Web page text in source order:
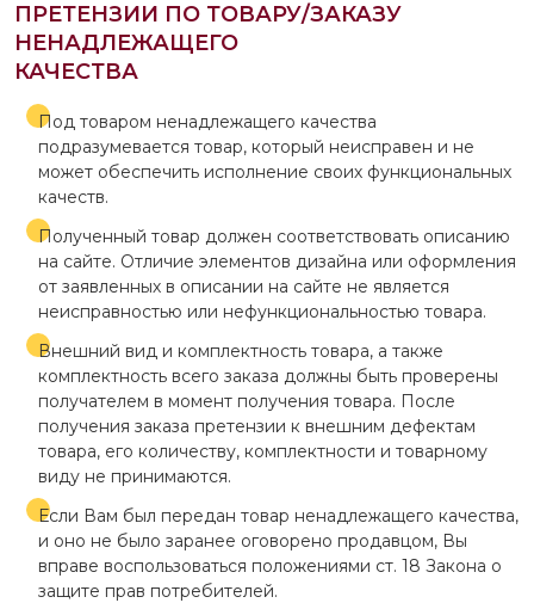
ПРЕТЕНЗИИ ПО ТОВАРУ/ЗАКАЗУ
НЕНАДЛЕЖАЩЕГО
КАЧЕСТВА
Под товаром ненадлежащего качества
подразумевается товар, который неисправен и не
может обеспечить исполнение своих функциональных
качеств.
Полученный товар должен соответствовать описанию
на сайте. Отличие элементов дизайна или оформления
от заявленных в описании на сайте не является
неисправностью или нефункциональностью товара.
Внешний вид и комплектность товара, а также
комплектность всего заказа должны быть проверены
получателем в момент получения товара. После
получения заказа претензии к внешним дефектам
товара, его количеству, комплектности и товарному
виду не принимаются.
Если Вам был передан товар ненадлежащего качества,
и оно не было заранее оговорено продавцом, Вы
вправе воспользоваться положениями ст. 18 Закона о
защите прав потребителей.